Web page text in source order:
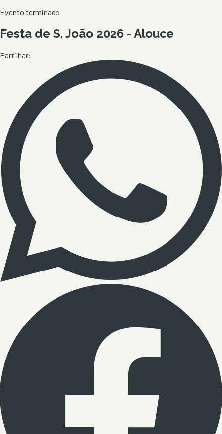
Evento terminado
Festa de S. João 2026 - Alouce
Partilhar: